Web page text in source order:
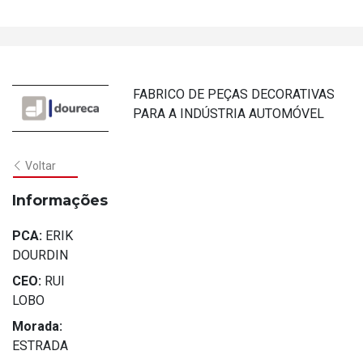
Voltar
FABRICO DE PEÇAS DECORATIVAS
PARA A INDÚSTRIA AUTOMÓVEL
Informações
PCA: ERIK
DOURDIN
CEO: RUI
LOBO
Morada:
ESTRADA